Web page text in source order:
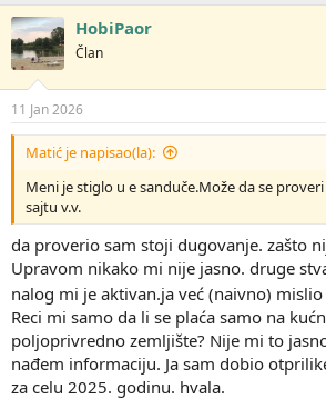
g
o
v
a
n
j
HobiPaor
Član
11 Jan 2026
Matić je napisao(la):
Meni je stiglo u e sanduče.Može da se
sajtu v.v.
da proverio sam stoji dugovanje. zašto
Upravom nikako mi nije jasno. druge
nalog mi je aktivan.ja već (naivno)
Reci mi samo da li se plaća samo na
poljoprivredno zemljište? Nije mi to
nađem informaciju. Ja sam dobio
za celu 2025. godinu. hvala.